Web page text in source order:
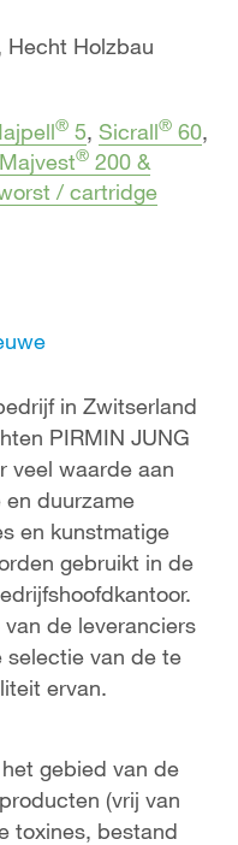
Hecht Holzbau
® 5, Sicrall® 60,
Majvest® 200 &
/ cartridge
in Zwitserland
PIRMIN JUNG
veel waarde aan
duurzame
en kunstmatige
gebruikt in de
de leveranciers
selectie van de te
ervan.
gebied van de
(vrij van
toxines, bestand